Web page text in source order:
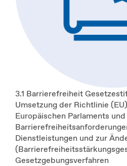
3.1 Barrierefreiheit
Umsetzung der Richtlinie
Europäischen Parlaments
Dienstleistungen und zur
Gesetzgebungsverfahren